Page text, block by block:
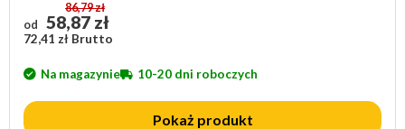
od
86,79 zł
58,87 zł
72,41 zł Brutto
Na magazynie 10-20 dni roboczych
Pokaż produkt